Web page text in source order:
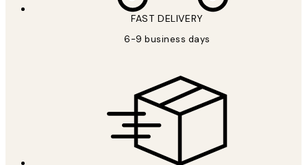
FAST DELIVERY
6-9 business days